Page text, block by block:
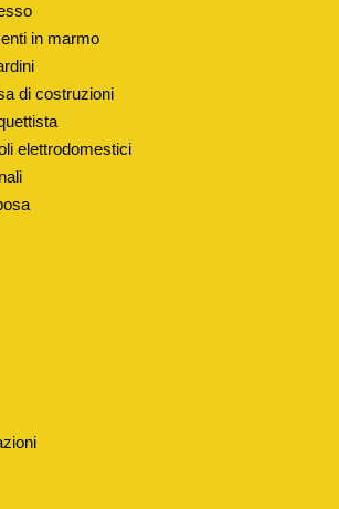
in marmo
di costruzioni
elettrodomestici